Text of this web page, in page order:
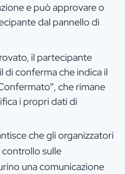
e può approvare o
dal pannello di
il partecipante
di conferma che indica il
che rimane
i propri dati di
che gli organizzatori
sulle
una comunicazione